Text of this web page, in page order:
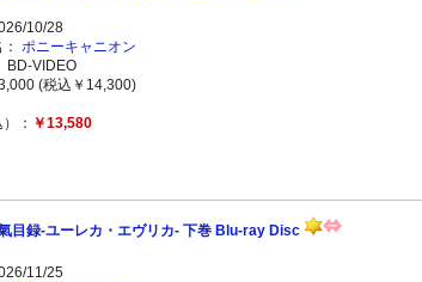
10/28
ポニーキャニオン
BD-VIDEO
(税込￥14,300)
： ￥13,580
目録-ユーレカ・エヴリカ- 下巻 Blu-ray Disc
11/25